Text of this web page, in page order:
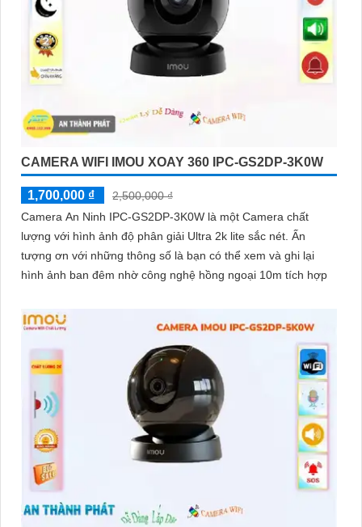
CAMERA WIFI IMOU XOAY 360 IPC-GS2DP-3K0W
1,700,000 ₫
2,500,000 ₫
Camera An Ninh IPC-GS2DP-3K0W là một Camera chất
lượng với hình ảnh độ phân giải Ultra 2k lite sắc nét. Ấn
tượng ơn với những thông số là bạn có thể xem và ghi lại
hình ảnh ban đêm nhờ công nghệ hồng ngoại 10m tích hợp